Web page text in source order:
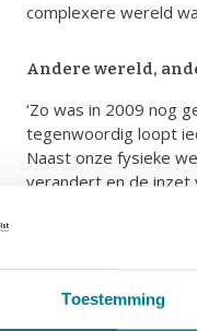
Toestemming
complexere wereld
Andere wereld,
‘Zo was in 2009 nog
tegenwoordig loopt
Naast onze fysieke
verandert en de inzet
Een training
met hulp van onze